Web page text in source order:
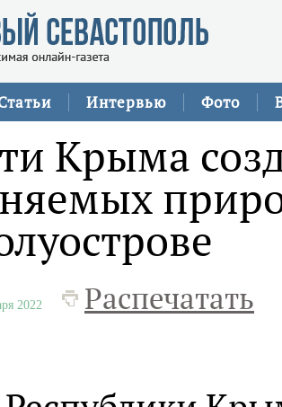
Интервью Фото
Крыма
2022 Распечатать